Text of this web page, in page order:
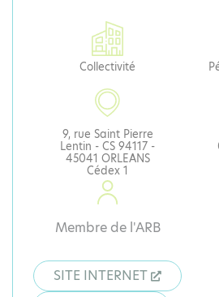
Collectivité
9, rue Saint Pierre
Lentin - CS 94117 -
45041 ORLEANS
Cédex 1
Membre de l'ARB
SITE INTERNET